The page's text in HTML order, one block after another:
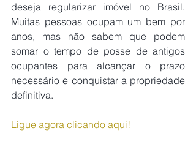
deseja regularizar imóvel no Brasil.
Muitas pessoas ocupam um bem por
anos, mas não sabem que podem
somar o tempo de posse de antigos
ocupantes para alcançar o prazo
necessário e conquistar a propriedade
definitiva.
Ligue agora clicando aqui!